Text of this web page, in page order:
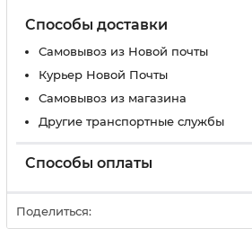
Способы доставки
Самовывоз из Новой почты
Курьер Новой Почты
Самовывоз из магазина
Другие транспортные службы
Способы оплаты
Поделиться: